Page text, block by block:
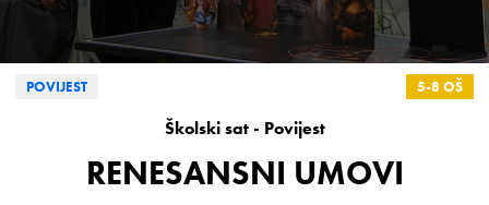
seconds
POVIJEST 5-8 OŠ
Školski sat - Povijest
RENESANSNI UMOVI